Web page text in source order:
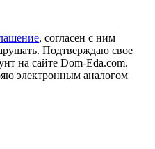
, согласен с ним
Подтверждаю свое
на сайте Dom-Eda.com.
электронным аналогом